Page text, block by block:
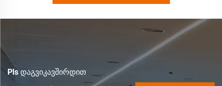
Pls დაგვიკავშირდით